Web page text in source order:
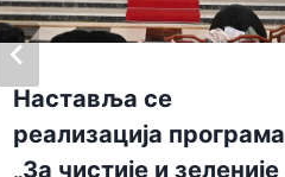
Наставља се
реализација програма
„За чистије и зеленије